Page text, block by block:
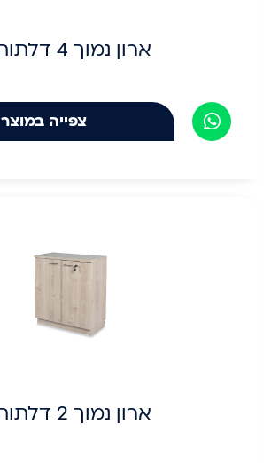
ארון נמוך 4 דלתות
צפייה במוצר
ארון נמוך 2 דלתות